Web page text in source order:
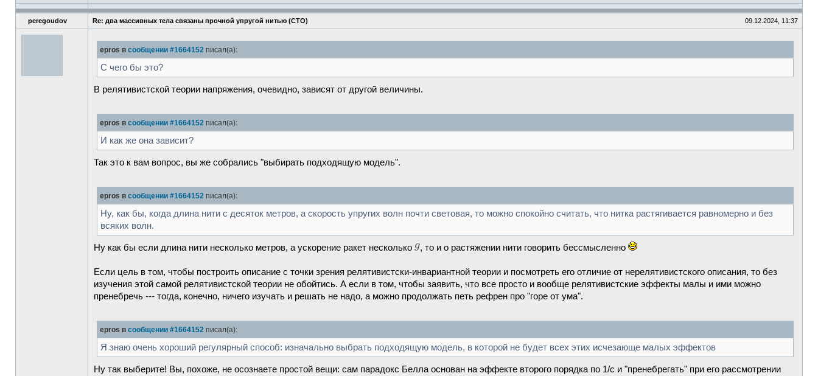
peregoudov Re: два массивных тела связаны прочной упругой нитью (СТО) 09.12.2024, 11:37
epros в сообщении #1664152 писал(а):
С чего бы это?
В релятивистской теории напряжения, очевидно, зависят от другой величины.
epros в сообщении #1664152 писал(а):
И как же она зависит?
Так это к вам вопрос, вы же собрались "выбирать подходящую модель".
epros в сообщении #1664152 писал(а):
Ну, как бы, когда длина нити с десяток метров, а скорость упругих волн почти световая, то можно спокойно считать, что нитка растягивается равномерно и без
всяких волн.
Ну как бы если длина нити несколько метров, а ускорение ракет несколько , то и о растяжении нити говорить бессмысленно
Если цель в том, чтобы построить описание с точки зрения релятивистски-инвариантной теории и посмотреть его отличие от нерелятивистского описания, то без
изучения этой самой релятивистской теории не обойтись. А если в том, чтобы заявить, что все просто и вообще релятивистские эффекты малы и ими можно
пренебречь --- тогда, конечно, ничего изучать и решать не надо, а можно продолжать петь рефрен про "горе от ума".
epros в сообщении #1664152 писал(а):
Я знаю очень хороший регулярный способ: изначально выбрать подходящую модель, в которой не будет всех этих исчезающе малых эффектов
Ну так выберите! Вы, похоже, не осознаете простой вещи: сам парадокс Белла основан на эффекте второго порядка по 1/c и "пренебрегать" при его рассмотрении